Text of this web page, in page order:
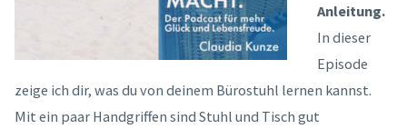
Anleitung.
In dieser
Episode
zeige ich dir, was du von deinem Bürostuhl lernen kannst.
Mit ein paar Handgriffen sind Stuhl und Tisch gut